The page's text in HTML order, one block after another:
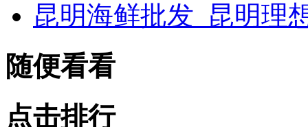
昆明海鲜批发_昆明理
随便看看
点击排行